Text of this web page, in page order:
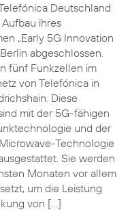
Deutschland
ihres
„Early 5G Innovation
abgeschlossen.
fünf Funkzellen im
von Telefónica in
Diese
mit der 5G-fähigen
und der
Technologie
Sie werden
Monaten vor allem
um die Leistung
von […]